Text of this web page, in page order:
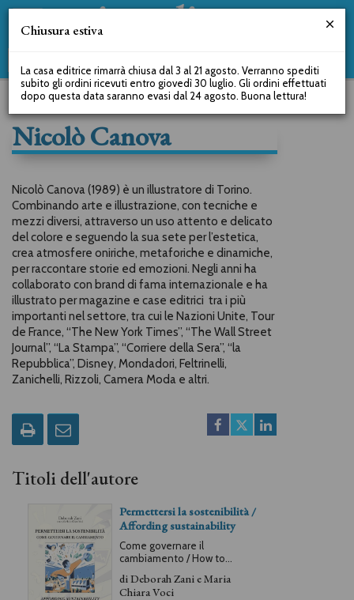
Nicolò Canova
Nicolò Canova (1989) è un illustratore di Torino.
Combinando arte e illustrazione, con tecniche e
mezzi diversi, attraverso un uso attento e delicato
del colore e seguendo la sua sete per l’estetica,
crea atmosfere oniriche, metaforiche e dinamiche,
per raccontare storie ed emozioni. Negli anni ha
collaborato con brand di fama internazionale e ha
illustrato per magazine e case editrici tra i più
importanti nel settore, tra cui le Nazioni Unite, Tour
de France, “The New York Times”, “The Wall Street
Journal”, “La Stampa”, “Corriere della Sera”, “la
Repubblica”, Disney, Mondadori, Feltrinelli,
Zanichelli, Rizzoli, Camera Moda e altri.
Titoli dell'autore
Permettersi la sostenibilità /
Affording sustainability
Come governare il
cambiamento / How to
diDeborah ZanieMaria
Chiara Voci
Chiusura estiva
La casa editrice rimarrà chiusa dal 3 al 21 agosto. Verranno spediti
subito gli ordini ricevuti entro giovedì 30 luglio. Gli ordini effettuati
dopo questa data saranno evasi dal 24 agosto. Buona lettura!